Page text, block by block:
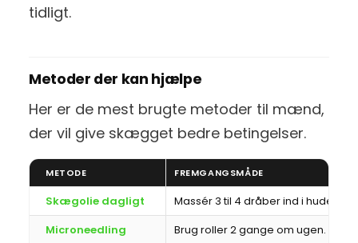
tidligt.
Metoder der kan hjælpe
Her er de mest brugte metoder til mænd,
der vil give skægget bedre betingelser.
METODE FREMGANGSMÅDE
Skægolie dagligt
Massér 3 til 4 dråber ind i huden.
Microneedling
Brug roller 2 gange om ugen.